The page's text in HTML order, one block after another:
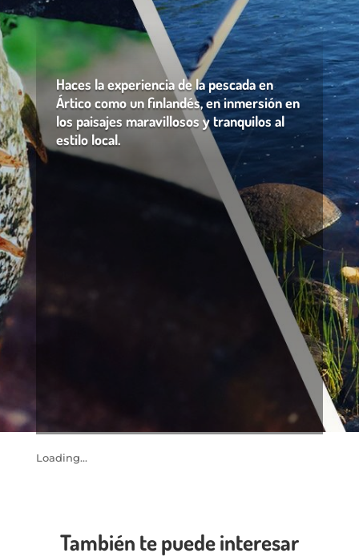
Haces la experiencia de la pescada en
Ártico como un finlandés, en inmersión en
los paisajes maravillosos y tranquilos al
estilo local.
Loading...
También te puede interesar